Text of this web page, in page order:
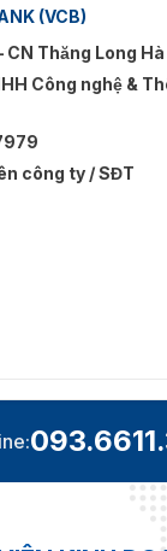
(VCB)
Thăng Long Hà
Công nghệ &
công ty / SĐT